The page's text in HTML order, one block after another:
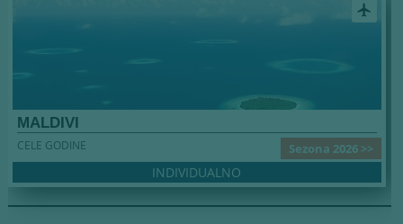
airplanemode_active
MALDIVI
Sezona 2026 >>
CELE GODINE
INDIVIDUALNO